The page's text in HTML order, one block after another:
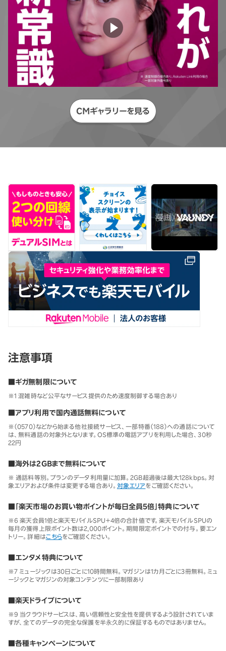
CMギャラリーを見る
注意事項
■ギガ無制限について
※1 混雑時など公平なサービス提供のため速度制御する場合あり
■アプリ利用で国内通話無料について
※（0570）などから始まる他社接続サービス、一部特番（188）への通話について
は、無料通話の対象外となります。OS標準の電話アプリを利用した場合、30秒
22円
■海外は2GBまで無料について
※ 通話料等別。プランのデータ利用量に加算。2GB超過後は最大128kbps。対
象エリアおよび条件は変更する場合あり。 対象エリアをご確認ください。
■「楽天市場のお買い物ポイントが毎日全員5倍」特典について
※6 楽天会員1倍と楽天モバイルSPU＋4倍の合計値です。楽天モバイルSPUの
毎月の獲得上限ポイント数は2,000ポイント。期間限定ポイントでの付与。要エン
トリー。詳細はこちらをご確認ください。
■エンタメ特典について
※7 ミュージックは30日ごとに10時間無料。マガジンは1カ月ごとに3冊無料。ミュ
ージックとマガジンの対象コンテンツに一部制限あり
■楽天ドライブについて
※9 当クラウドサービスは、高い信頼性と安全性を提供するよう設計されていま
すが、全てのデータの完全な保護を半永久的に保証するものではありません。
■各種キャンペーンについて